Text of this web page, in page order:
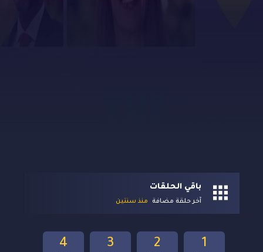
باقي الحلقات
آخر حلقة مضافة منذ سنتين
4 3 2 1